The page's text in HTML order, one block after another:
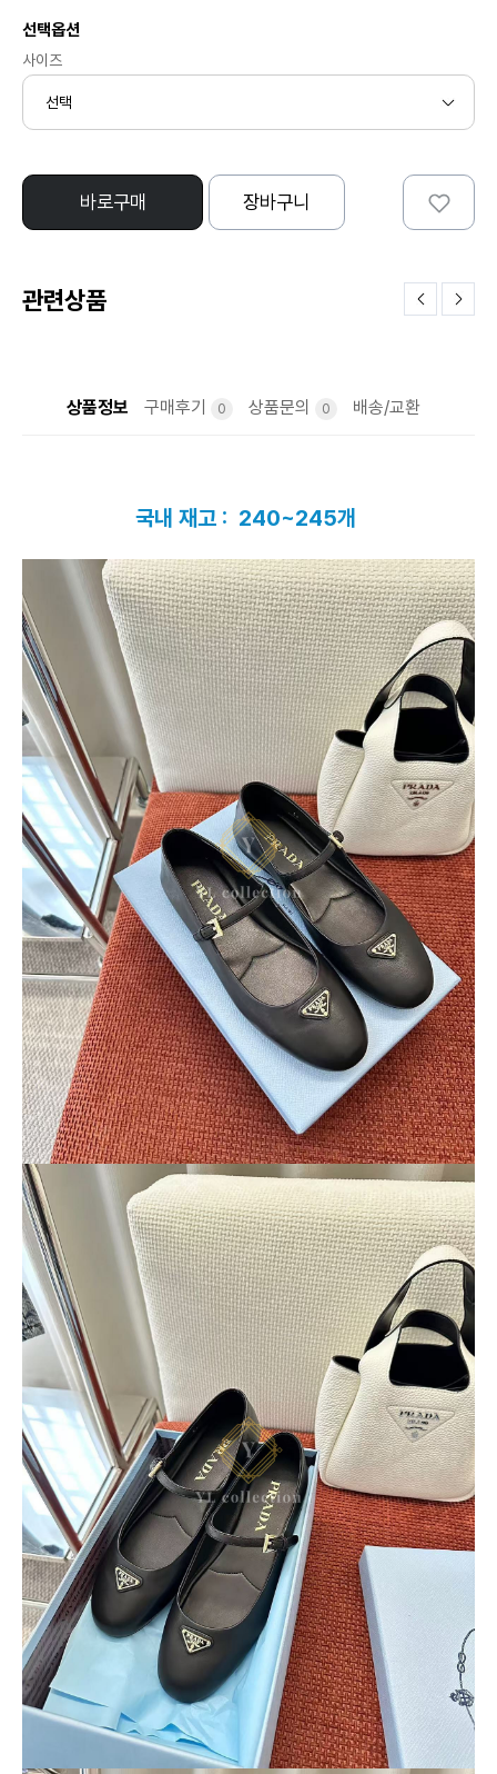
선택옵션
사이즈
바로구매 장바구니
관련상품
상품정보 구매후기 0 상품문의 0 배송/교환
국내 재고 : 240~245개